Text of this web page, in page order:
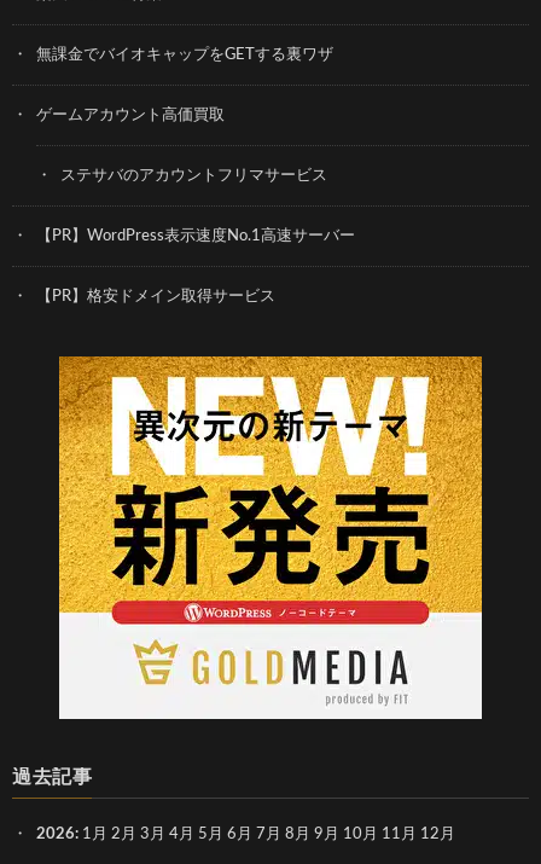
無課金でバイオキャップをGETする裏ワザ
ゲームアカウント高価買取
ステサバのアカウントフリマサービス
【PR】WordPress表示速度No.1高速サーバー
【PR】格安ドメイン取得サービス
過去記事
2026: 1月 2月 3月 4月 5月 6月 7月 8月 9月 10月 11月 12月